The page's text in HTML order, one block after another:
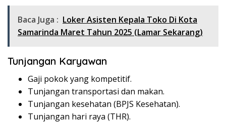
Baca Juga : Loker Asisten Kepala Toko Di Kota
Samarinda Maret Tahun 2025 (Lamar Sekarang)
Tunjangan Karyawan
Gaji pokok yang kompetitif.
Tunjangan transportasi dan makan.
Tunjangan kesehatan (BPJS Kesehatan).
Tunjangan hari raya (THR).